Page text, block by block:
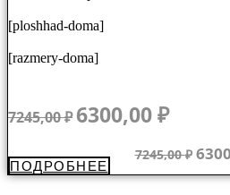
[ploshhad-doma]
[razmery-doma]
7245,00₽ Первоначальная
цена
составляла
7245,00 ₽.
6300,00₽Текущая
6300,00
7245,00₽
ПОДРОБНЕЕ